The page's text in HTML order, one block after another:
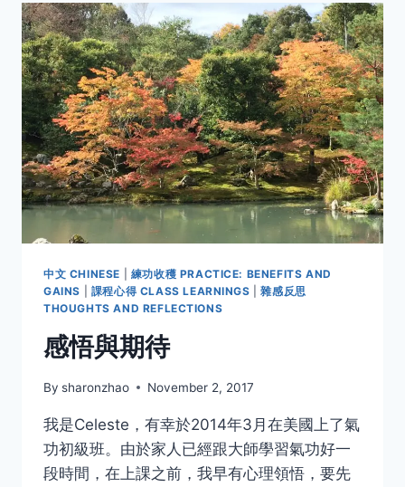
中文 CHINESE
練功收穫 PRACTICE: BENEFITS AND
GAINS
課程心得 CLASS LEARNINGS |雜感反思
THOUGHTS AND REFLECTIONS
感悟與期待
By sharonzhao November 2, 2017
我是Celeste，有幸於2014年3月在美國上了氣
功初級班。由於家人已經跟大師學習氣功好一
段時間，在上課之前，我早有心理領悟，要先